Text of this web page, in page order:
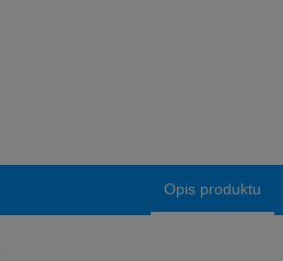
Opis produktu